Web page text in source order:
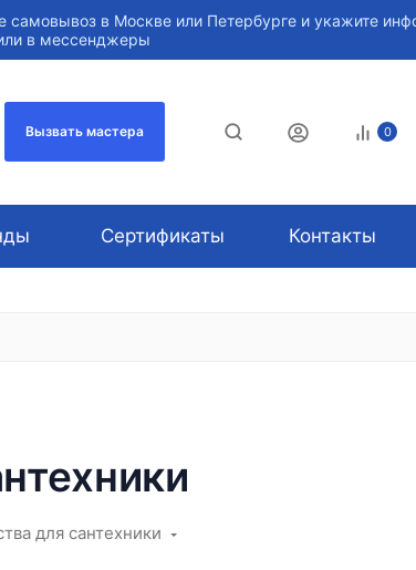
в Москве или Петербурге и укажите
в мессенджеры
Вызвать мастера 0
Сертификаты Контакты
для сантехники